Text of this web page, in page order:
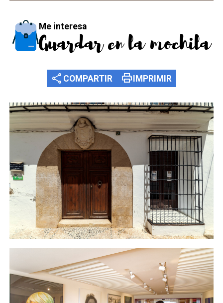
Me interesa
Guardar en la mochila
share COMPARTIR printIMPRIMIR